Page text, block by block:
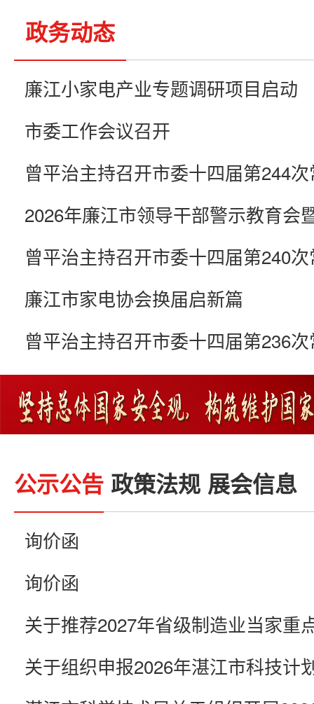
政务动态
廉江小家电产业专题调研项目启动
市委工作会议召开
廉江市家电协会换届启新篇
公示公告 政策法规 展会信息
询价函
询价函